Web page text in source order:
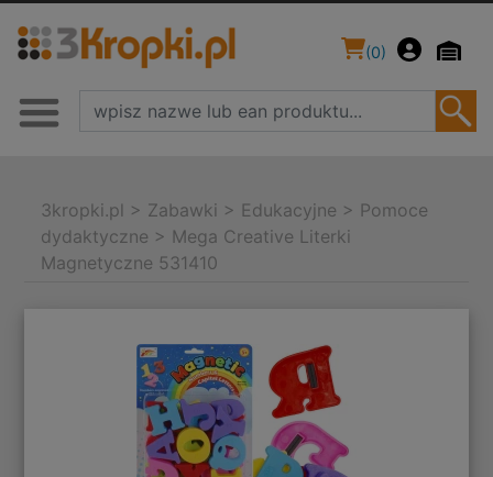
(0)
3kropki.pl > Zabawki > Edukacyjne > Pomoce
dydaktyczne > Mega Creative Literki
Magnetyczne 531410